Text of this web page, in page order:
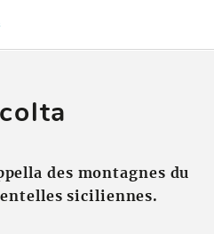
des montagnes du
siciliennes.